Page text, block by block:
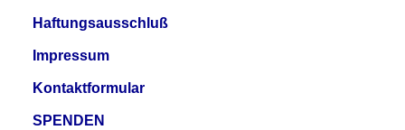
Haftungsausschluß
Impressum
Kontaktformular
SPENDEN